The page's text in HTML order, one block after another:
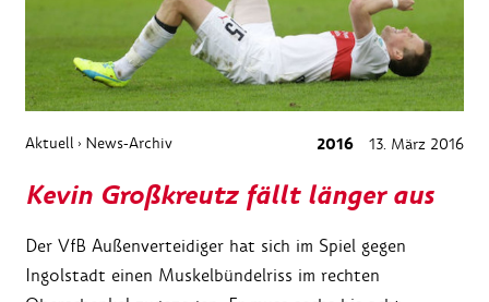
Aktuell › News-Archiv 2016 13. März 2016
Kevin Großkreutz fällt länger aus
Der VfB Außenverteidiger hat sich im Spiel gegen
Ingolstadt einen Muskelbündelriss im rechten